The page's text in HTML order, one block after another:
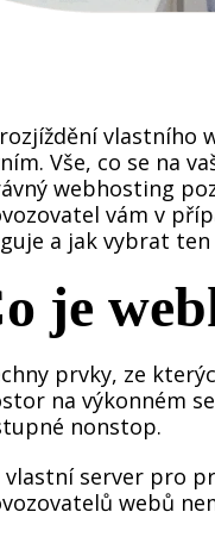
vlastního
Vše, co se na
webhosting
vám v
a jak vybrat ten
je
prvky, ze
na výkonném
nonstop.
server pro
webů